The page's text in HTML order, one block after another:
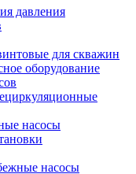
давления
для скважин
оборудование
насосы
насосы